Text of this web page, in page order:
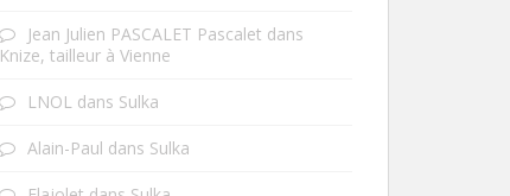
Jean Julien PASCALET Pascalet dans
Knize, tailleur à Vienne
LNOL dans Sulka
Alain-Paul dans Sulka